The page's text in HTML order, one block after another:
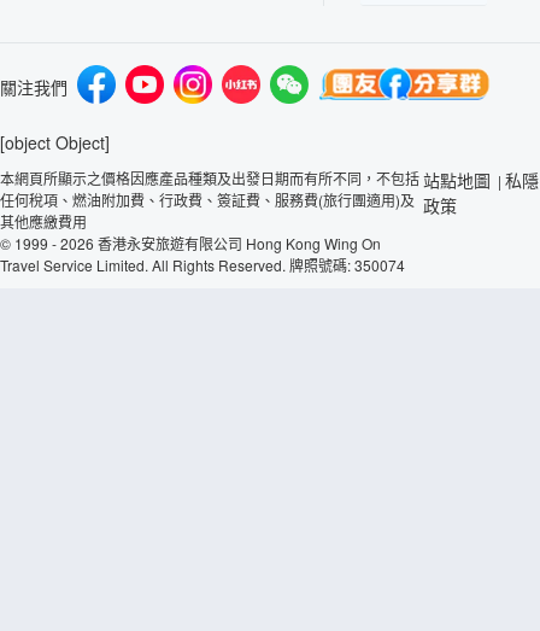
關注我們
[object Object]
本網頁所顯示之價格因應產品種類及出發日期而有所不同，不包括
任何稅項、燃油附加費、行政費、簽証費、服務費(旅行團適用)及
其他應繳費用
© 1999 - 2026 香港永安旅遊有限公司 Hong Kong Wing On
Travel Service Limited. All Rights Reserved. 牌照號碼: 350074
站點地圖 | 私隱
政策